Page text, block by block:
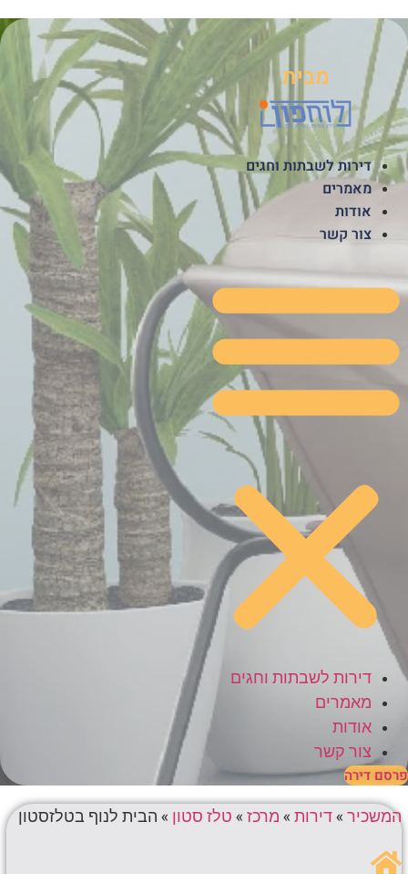
לתוכן
מבית
דירות לשבתות וחגים
מאמרים
אודות
צור קשר
דירות לשבתות וחגים
מאמרים
אודות
צור קשר
פרסם דירה
המשכיר »דירות » מרכז » טלז סטון » הבית לנוף בטלזסטון